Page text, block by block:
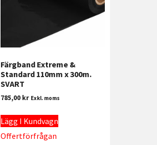
Färgband Extreme &
Standard 110mm x 300m.
SVART
785,00 kr Exkl. moms
Lägg I Kundvagn
Offertförfrågan